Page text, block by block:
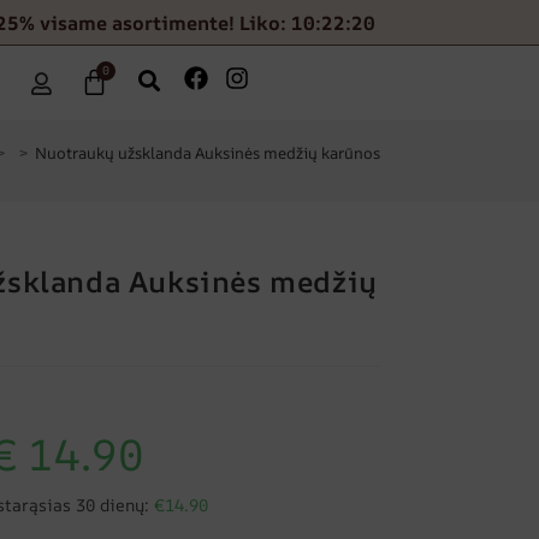
visame asortimente! Liko: 10:22:19
0
> Nuotraukų užsklanda Auksinės medžių karūnos
Auksinės medžių
14.90
30 dienų: €14.90